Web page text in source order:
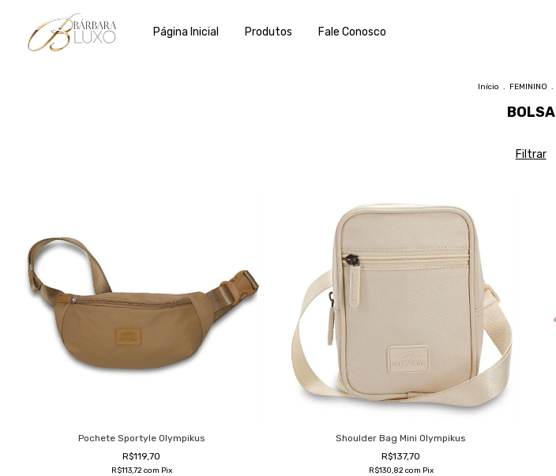
Página Inicial Produtos Fale Conosco
Início . FEMININO .
BOLSA
Filtrar
Pochete Sportyle Olympikus
R$119,70
R$113,72com Pix
Shoulder Bag Mini Olympikus
R$137,70
R$130,82com Pix